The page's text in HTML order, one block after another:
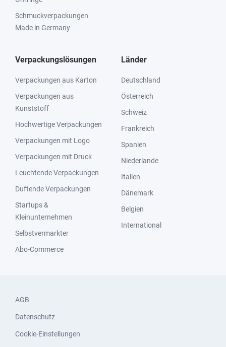
Schmuckverpackungen
Made in Germany
Verpackungslösungen
Verpackungen aus Karton
Verpackungen aus
Kunststoff
Hochwertige Verpackungen
Verpackungen mit Logo
Verpackungen mit Druck
Leuchtende Verpackungen
Duftende Verpackungen
Startups &
Kleinunternehmen
Selbstvermarkter
Abo-Commerce
Länder
Deutschland
Österreich
Schweiz
Frankreich
Spanien
Niederlande
Italien
Dänemark
Belgien
International
AGB
Datenschutz
Cookie-Einstellungen